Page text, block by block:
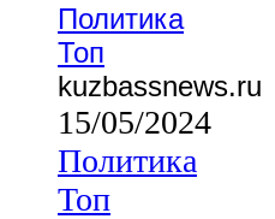
Политика
Топ
kuzbassnews.ru
15/05/2024
Политика
Топ